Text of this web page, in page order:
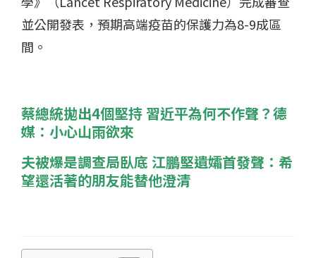
並公開發表，預期高端疫苗的保護力為8-9成區
間。
蔡總統拋出4個堅持 習近平為何不作聲？德
媒：小心山雨欲來
夫被爆是調查局臥底 江鵬堅遺孀首發聲：希
望還活著的朋友能替他澄清